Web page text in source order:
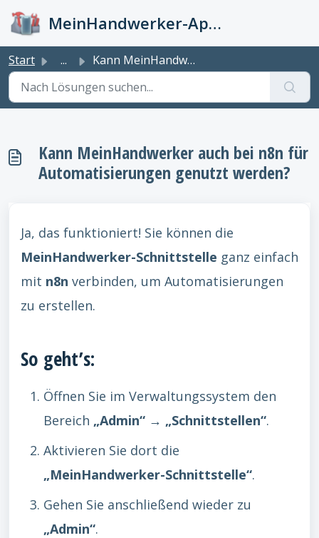
MeinHandwerker-App Info-Kiste
Start ... Kann MeinHandwerker auch bei n8n für Automatisierungen ge...
Kann MeinHandwerker auch bei n8n für
Automatisierungen genutzt werden?
Ja, das funktioniert! Sie können die
MeinHandwerker-Schnittstelle ganz einfach
mit n8n verbinden, um Automatisierungen
zu erstellen.
So geht’s:
Öffnen Sie im Verwaltungssystem den
Bereich „Admin“ → „Schnittstellen“.
Aktivieren Sie dort die
„MeinHandwerker-Schnittstelle“.
Gehen Sie anschließend wieder zu
„Admin“.